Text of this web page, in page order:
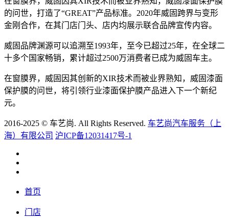
的问世，打造了“GREAT”产品标准。2020年威固跨界与变形
金刚合作，在其门店门头、店内均展示联合品牌宣传内容。
威固品牌渊源可以追溯至1993年，至今已超过25年，在全球二
十多个国家畅销，累计超过2500万消费者已成为威固车主。
在窗膜界，威固因其创新的XIR技术而被业界熟知，威固漆面
保护膜的问世，将引领行业漆面保护膜产品进入下一个新纪
元。
2016-2025 © 车艺尚. All Rights Reserved. 车艺尚汽车服务（上
海）有限公司 沪ICP备12031417号-1
首页
门店